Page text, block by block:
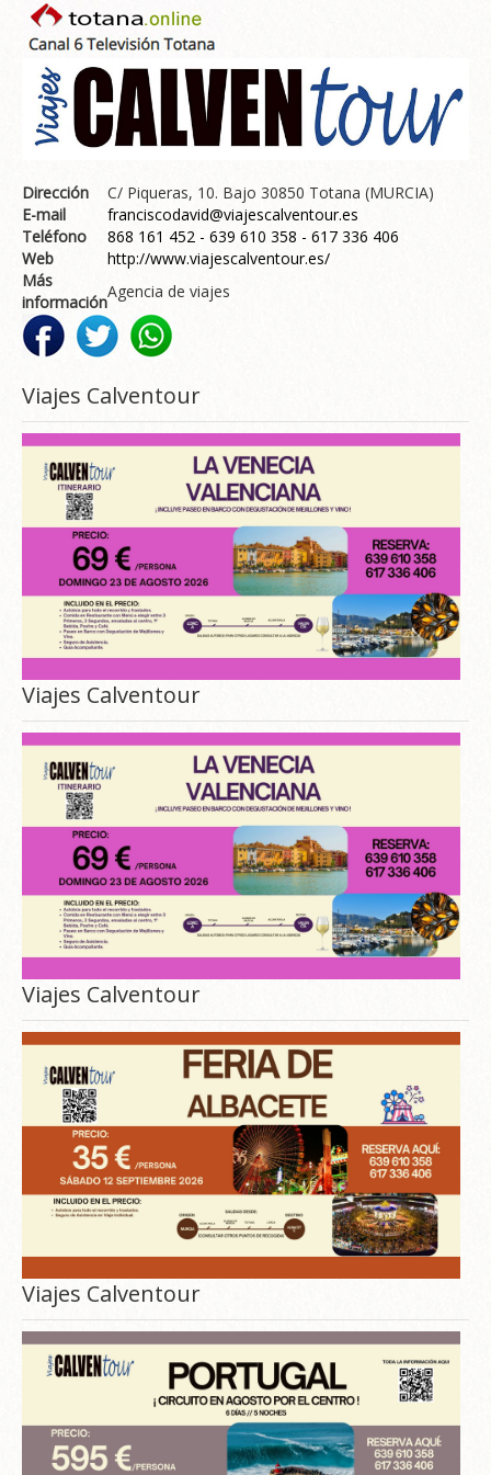
Dirección
C/ Piqueras, 10. Bajo 30850 Totana (MURCIA)
E-mail
franciscodavid@viajescalventour.es
Teléfono
868 161 452 - 639 610 358 - 617 336 406
Web
http://www.viajescalventour.es/
Más
información
Agencia de viajes
Viajes Calventour
Viajes Calventour
Viajes Calventour
Viajes Calventour